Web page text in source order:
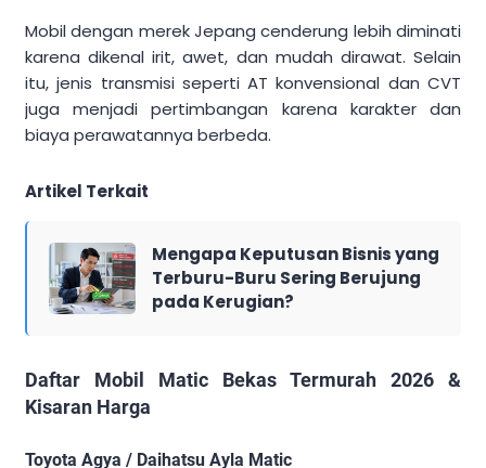
Mobil dengan merek Jepang cenderung lebih diminati
karena dikenal irit, awet, dan mudah dirawat. Selain
itu, jenis transmisi seperti AT konvensional dan CVT
juga menjadi pertimbangan karena karakter dan
biaya perawatannya berbeda.
Artikel Terkait
Mengapa Keputusan Bisnis yang
Terburu-Buru Sering Berujung
pada Kerugian?
Daftar Mobil Matic Bekas Termurah 2026 &
Kisaran Harga
Toyota Agya / Daihatsu Ayla Matic